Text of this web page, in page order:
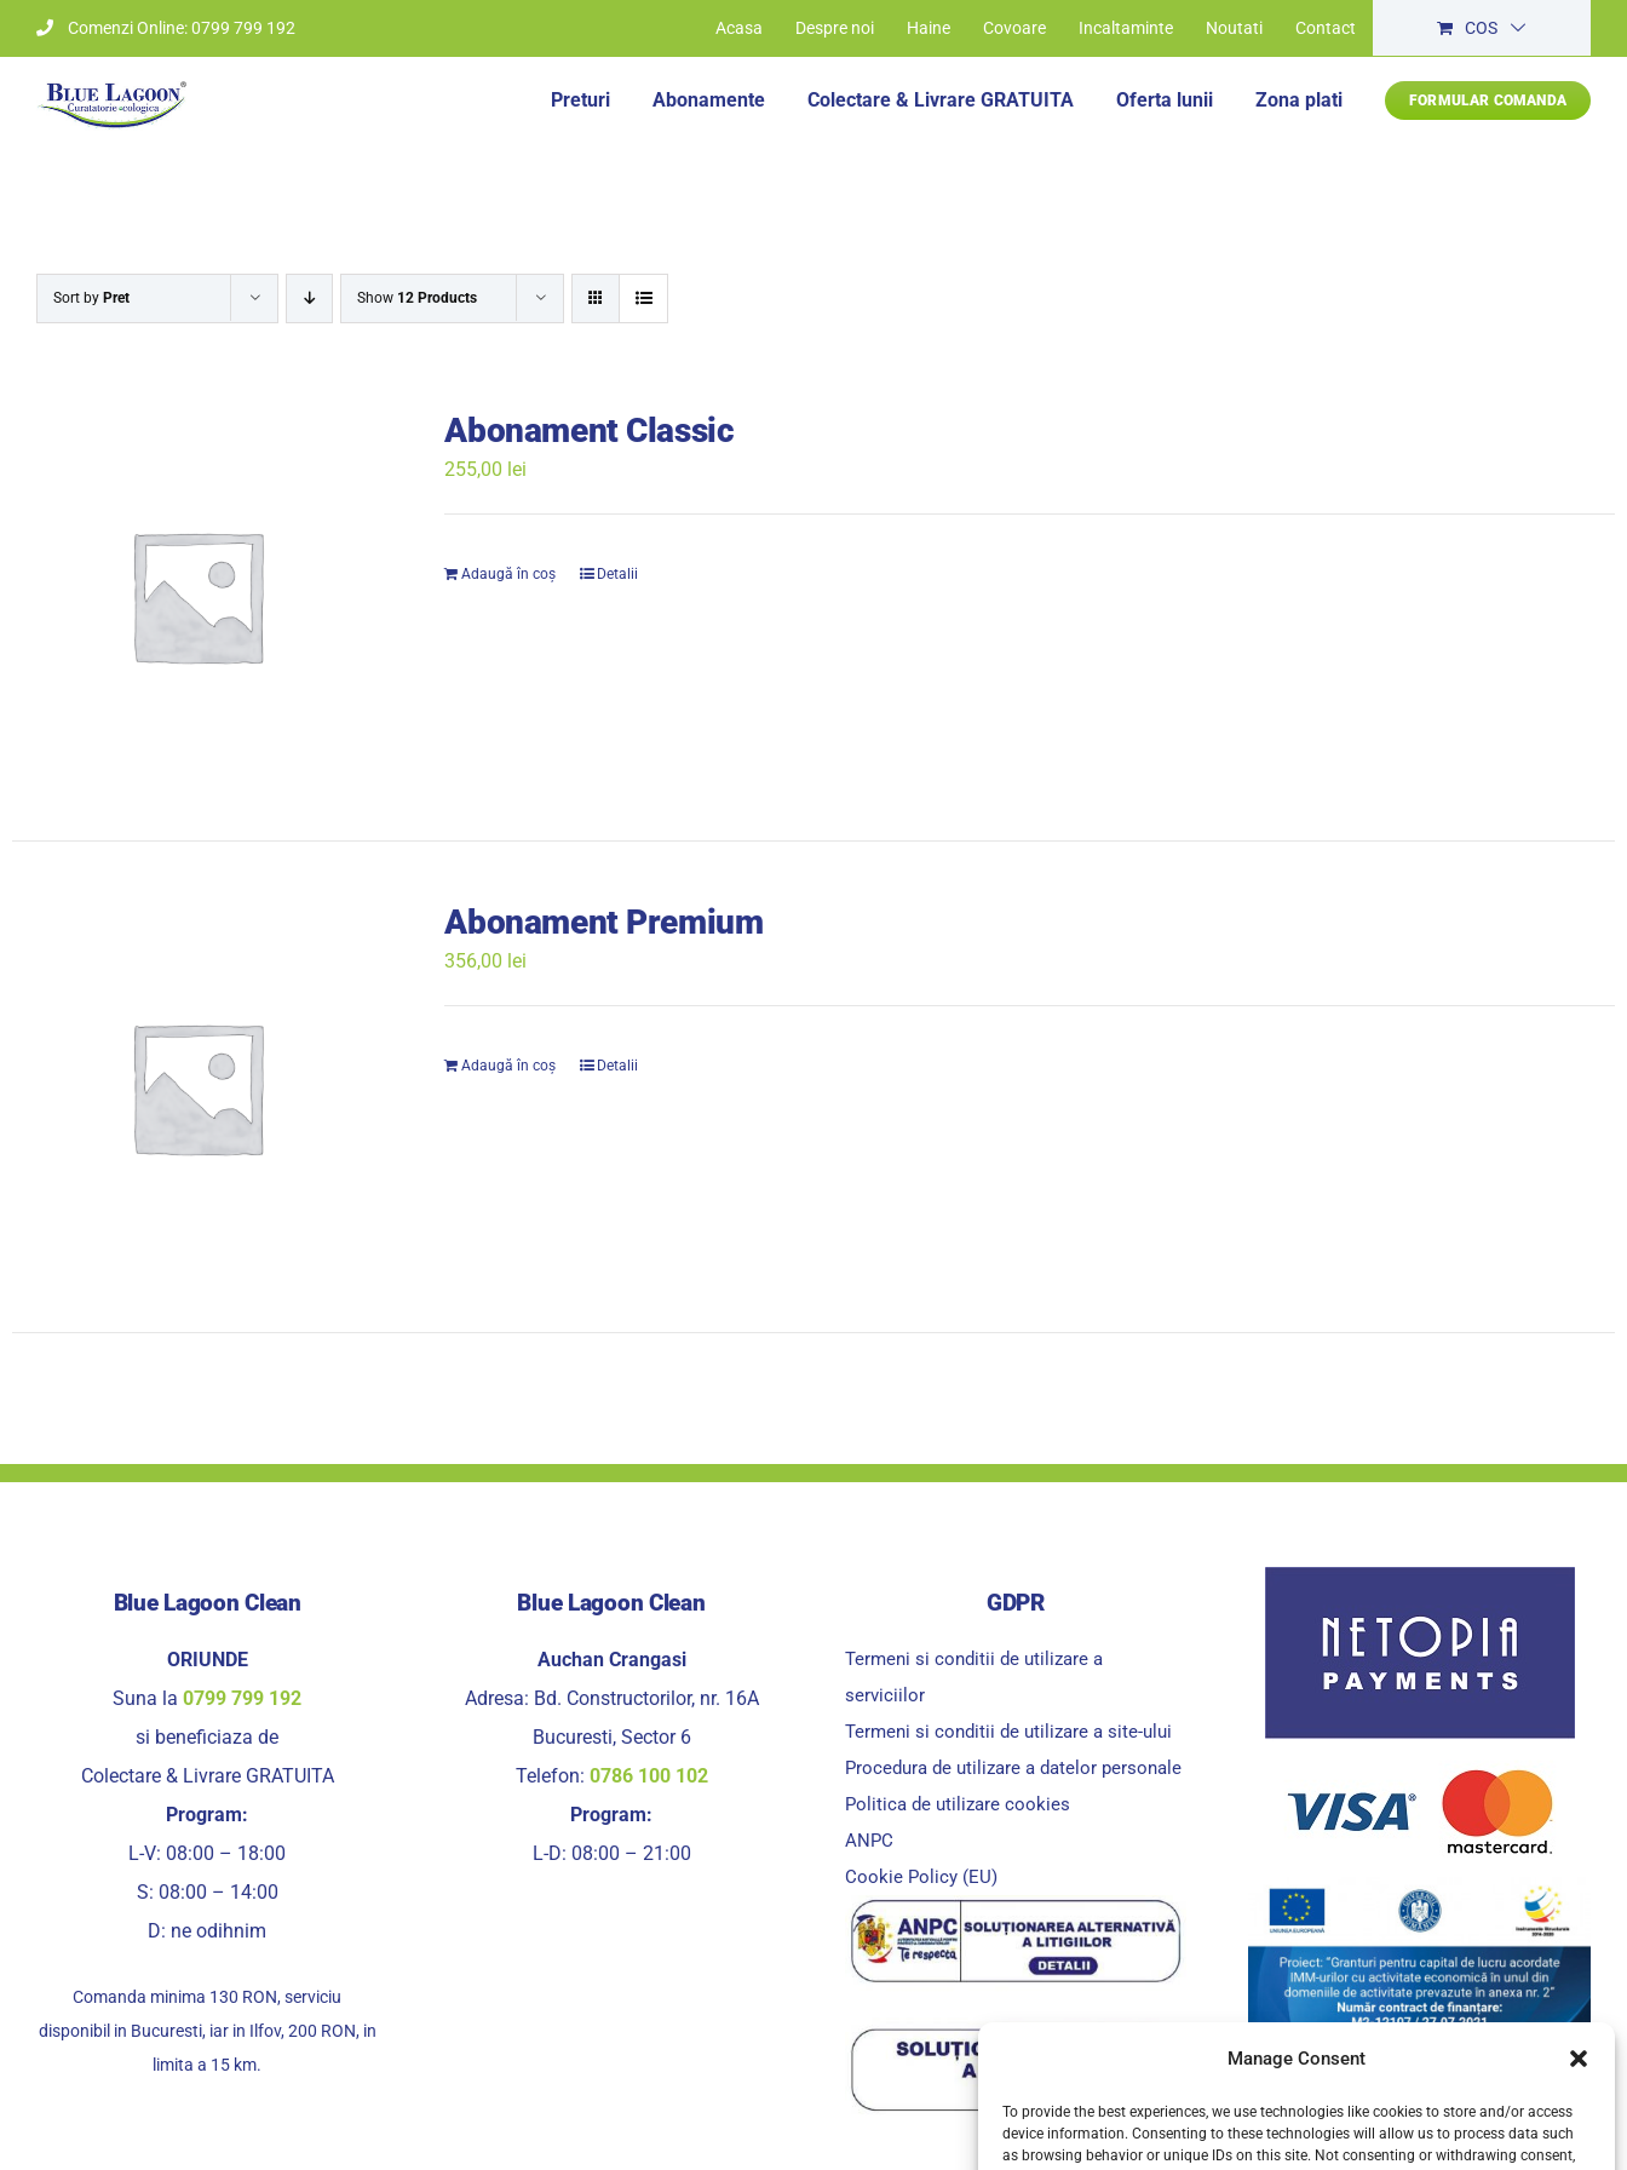
Manage Consent
To provide the best experiences, we use technologies like cookies to store and/or access
device information. Consenting to these technologies will allow us to process data such
as browsing behavior or unique IDs on this site. Not consenting or withdrawing consent,
to
content
Comenzi Online: 0799 799 192 Acasa Despre noi Haine Covoare Incaltaminte Noutati Contact COS
Preturi Abonamente Colectare & Livrare GRATUITA Oferta lunii Zona plati FORMULAR COMANDA
Sort by Pret Show 12 Products
Abonament Classic
255,00 lei
Adaugă în coș Detalii
Abonament Premium
356,00 lei
Adaugă în coș Detalii
Blue Lagoon Clean
ORIUNDE
Suna la0799 799 192
si beneficiaza de
Colectare & Livrare GRATUITA
Program:
L-V: 08:00 – 18:00
S: 08:00 – 14:00
D: ne odihnim
Comanda minima 130 RON, serviciu
disponibil in Bucuresti, iar in Ilfov, 200 RON, in
limita a 15 km.
Blue Lagoon Clean
Auchan Crangasi
Adresa: Bd. Constructorilor, nr. 16A
Bucuresti, Sector 6
Telefon: 0786 100 102
Program:
L-D: 08:00 – 21:00
GDPR
Termeni si conditii de utilizare a
serviciilor
Termeni si conditii de utilizare a site-ului
Procedura de utilizare a datelor personale
Politica de utilizare cookies
ANPC
Cookie Policy (EU)